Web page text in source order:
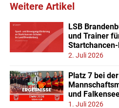
Weitere Artikel
LSB
und Trainer
2. Juli 2026
Platz 7 bei
und
1. Juli 2026